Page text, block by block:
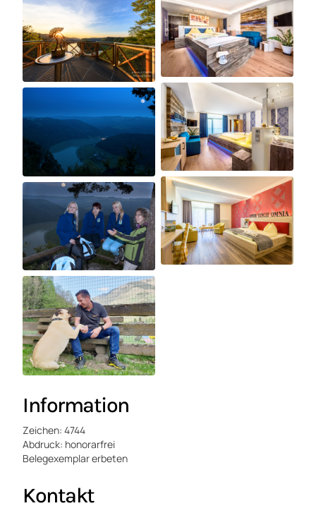
Information
Zeichen: 4744
Abdruck: honorarfrei
Belegexemplar erbeten
Kontakt